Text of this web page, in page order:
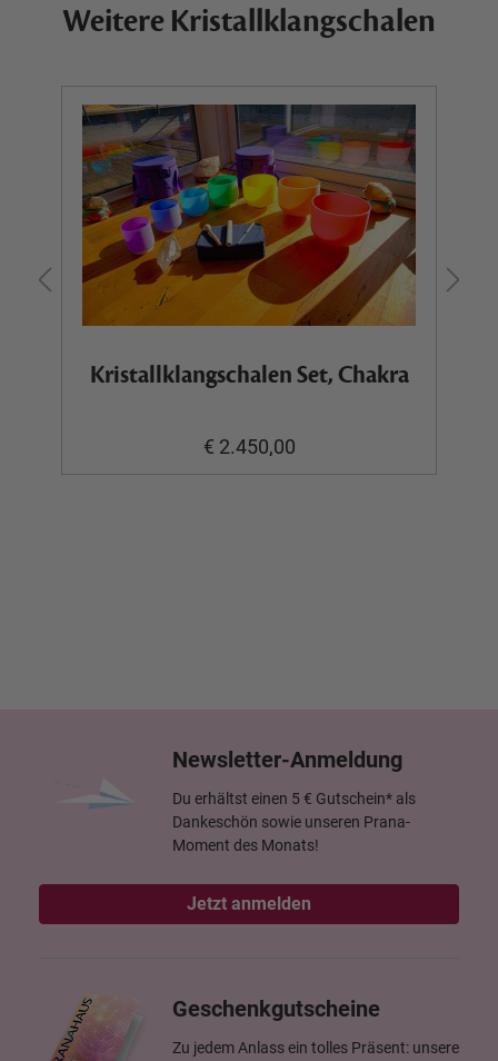
Weitere Kristallklangschalen
Kristallklangschalen Set, Chakra
€ 2.450,00
Newsletter-Anmeldung
Du erhältst einen 5 € Gutschein* als
Dankeschön sowie unseren Prana-
Moment des Monats!
Jetzt anmelden
Geschenkgutscheine
Zu jedem Anlass ein tolles Präsent: unsere